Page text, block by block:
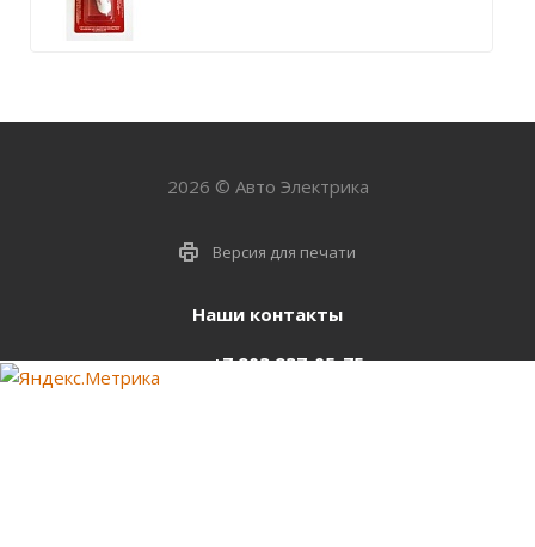
2026 © Авто Электрика
Версия для печати
Наши контакты
+7 903 937-05-75